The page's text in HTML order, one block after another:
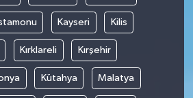
Kayseri Kilis
Kırklareli Kırşehir
Kütahya Malatya